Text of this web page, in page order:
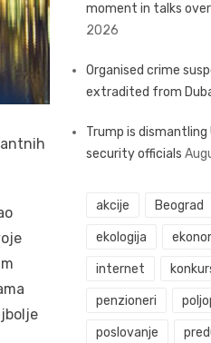
moment in talks
2026
Organised crime
extradited from
Trump is
security officials
akcije Beograd
ekologija
internet
penzioneri
poslovanje